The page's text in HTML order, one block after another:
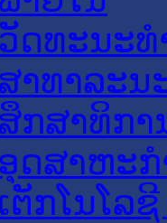
ດທະນະ
າທາລະນ
ກສາທິກາ
ດສາຫະ
ຕັກໂນໂລ